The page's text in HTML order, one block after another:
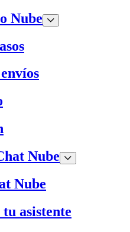
Nube
Nube
Nube
asistente